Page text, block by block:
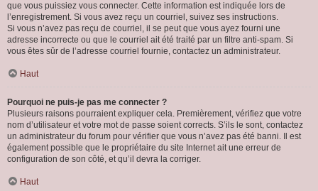
que vous puissiez vous connecter. Cette information est indiquée lors de
l’enregistrement. Si vous avez reçu un courriel, suivez ses instructions.
Si vous n’avez pas reçu de courriel, il se peut que vous ayez fourni une
adresse incorrecte ou que le courriel ait été traité par un filtre anti-spam. Si
vous êtes sûr de l’adresse courriel fournie, contactez un administrateur.
Haut
Pourquoi ne puis-je pas me connecter ?
Plusieurs raisons pourraient expliquer cela. Premièrement, vérifiez que votre
nom d’utilisateur et votre mot de passe soient corrects. S’ils le sont, contactez
un administrateur du forum pour vérifier que vous n’avez pas été banni. Il est
également possible que le propriétaire du site Internet ait une erreur de
configuration de son côté, et qu’il devra la corriger.
Haut